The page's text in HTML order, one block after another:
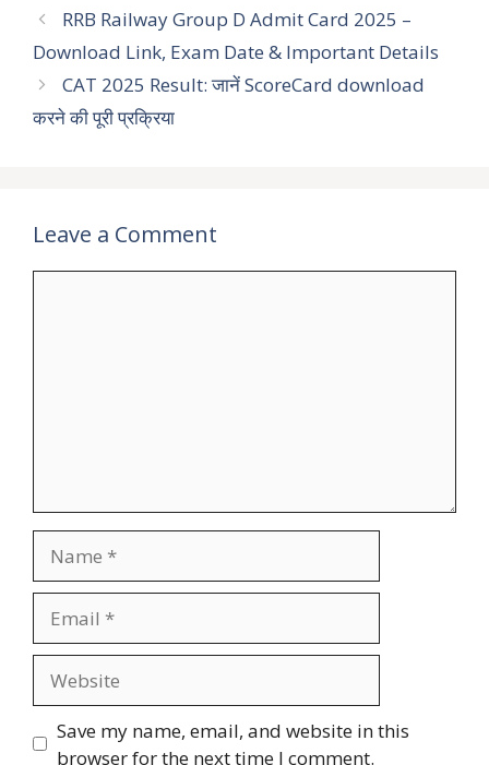
RRB Railway Group D Admit Card 2025 –
Download Link, Exam Date & Important Details
CAT 2025 Result: जानें ScoreCard download
करने की पूरी प्रक्रिया
Leave a Comment
Save my name, email, and website in this
browser for the next time I comment.